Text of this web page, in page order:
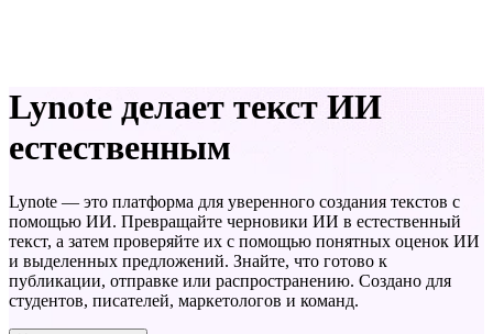
Lynote делает текст ИИ
естественным
Lynote — это платформа для уверенного создания текстов с
помощью ИИ. Превращайте черновики ИИ в естественный
текст, а затем проверяйте их с помощью понятных оценок ИИ
и выделенных предложений. Знайте, что готово к
публикации, отправке или распространению. Создано для
студентов, писателей, маркетологов и команд.